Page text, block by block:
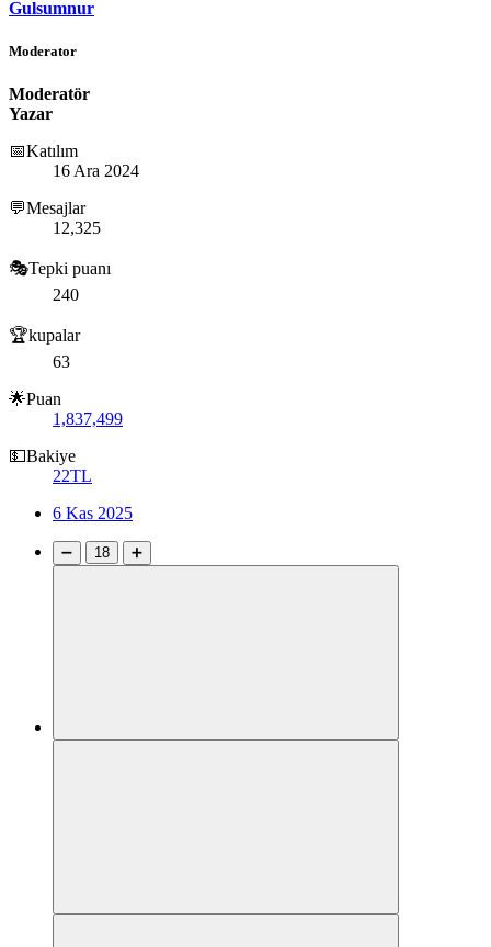
Gulsumnur
Moderator
Moderatör
Yazar
📅Katılım
16 Ara 2024
💬Mesajlar
12,325
🎭Tepki puanı
240
🏆kupalar
63
🌟Puan
1,837,499
💵Bakiye
22TL
6 Kas 2025
➖ 18 ➕